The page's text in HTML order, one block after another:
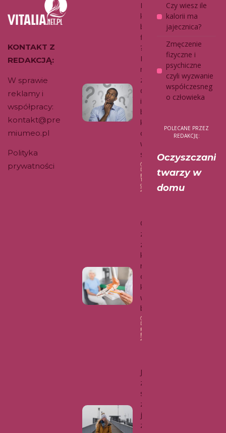
KONTAKT Z
REDAKCJĄ:
W sprawie
reklamy i
współpracy:
kontakt@pre
miumeo.pl
Polityka
prywatności
Dzbane
k czy
butelka
filtrująca
?
Połącz
my
zalety
dzbanka
i butelki,
by nie
kupowa
ć wody
w
sklepie.
Data
publikacji:
17
grudnia,
2025
Osteoporo
za – cichy
złodziej
kości. Jak
rozpoznać
objawy i
kiedy
wykonać
badanie?
Data
publikacji: 16
października,
2025
Jak warto
zadbać o
swoje
zdrowie w
jesienno-
zimowym
Czy wiesz ile
kalorii ma
jajecznica?
Zmęczenie
fizyczne i
psychiczne
czyli wyzwanie
współczesneg
o człowieka
POLECANE PRZEZ
REDAKCJĘ:
Oczyszczanie
twarzy w
domu